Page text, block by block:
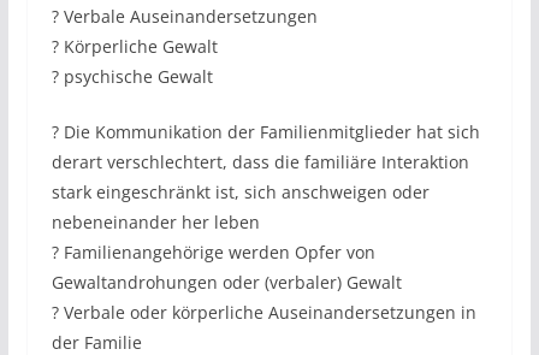
? Verbale Auseinandersetzungen
? Körperliche Gewalt
? psychische Gewalt
? Die Kommunikation der Familienmitglieder hat sich
derart verschlechtert, dass die familiäre Interaktion
stark eingeschränkt ist, sich anschweigen oder
nebeneinander her leben
? Familienangehörige werden Opfer von
Gewaltandrohungen oder (verbaler) Gewalt
? Verbale oder körperliche Auseinandersetzungen in
der Familie